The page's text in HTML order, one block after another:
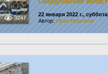
3247
22 января 2022 г., суббота
Автор: Иван Ревенков